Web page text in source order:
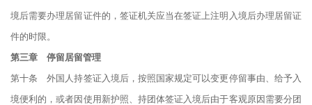
境后需要办理居留证件的，签证机关应当在签证上注明入境后办理居留证
件的时限。
第三章 停留居留管理
第十条 外国人持签证入境后，按照国家规定可以变更停留事由、给予入
境便利的，或者因使用新护照、持团体签证入境后由于客观原因需要分团